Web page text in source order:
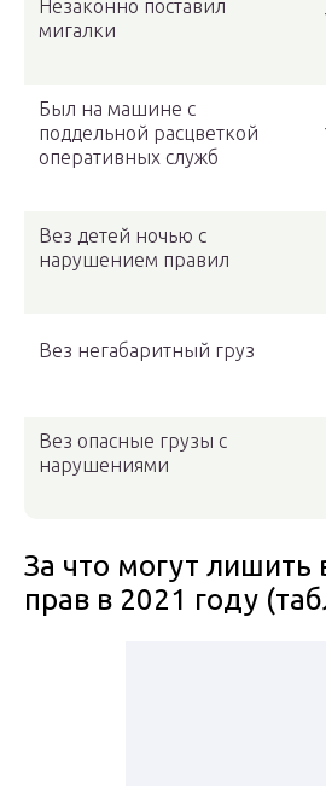
Незаконно поставил
мигалки
Был на машине с
поддельной расцветкой
оперативных служб
Вез детей ночью с
нарушением правил
Вез негабаритный груз
Вез опасные грузы с
нарушениями
За что могут лишить
прав в 2021 году